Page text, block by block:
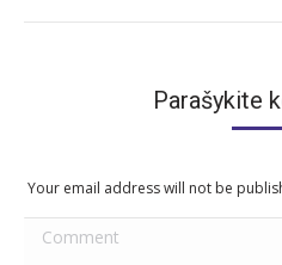
Parašykite
Your email address will not be
Comment